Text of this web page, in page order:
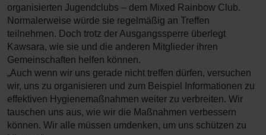
organisierten Jugendclubs – dem Mixed Rainbow Club.
Normalerweise würde sie regelmäßig an Treffen
teilnehmen. Doch trotz der Ausgangssperre überlegt
Kawsara, wie sie und die anderen Mitglieder ihren
Gemeinschaften helfen können.
„Auch wenn wir uns gerade nicht treffen dürfen, versuchen
wir, uns zu organisieren und zum Beispiel Informationen zu
effektiven Hygienemaßnahmen weiter zu verbreiten. Wir
tauschen uns aus, wie wir die Maßnahmen verbessern
können. Wir alle müssen umdenken, um uns schützen zu